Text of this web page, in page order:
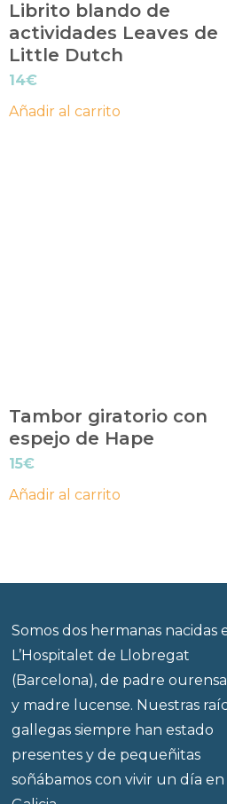
Librito blando de
actividades Leaves de
Little Dutch
14€
Añadir al carrito
Tambor giratorio con
espejo de Hape
15€
Añadir al carrito
Somos dos hermanas nacidas
L’Hospitalet de Llobregat
(Barcelona), de padre
y madre lucense. Nuestras
gallegas siempre han estado
presentes y de pequeñitas
soñábamos con vivir un día en